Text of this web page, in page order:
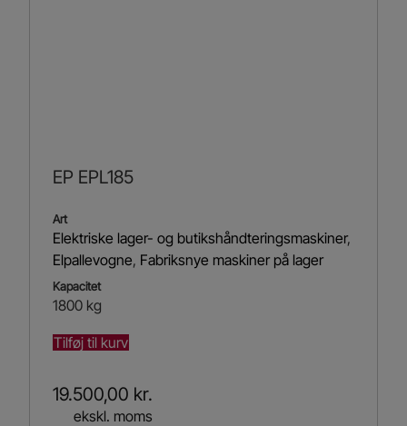
EP EPL185
Art
Elektriske lager- og butikshåndteringsmaskiner,
Elpallevogne, Fabriksnye maskiner på lager
Kapacitet
1800 kg
Tilføj til kurv
19.500,00 kr.
ekskl. moms